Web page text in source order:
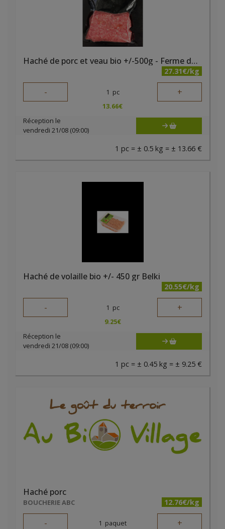
Haché de porc et veau bio +/-500g - Ferme des Noyers
27.31€/kg
- 1 pc +
13.66€
Réception le
vendredi 21/08 (09:00)
1 pc = ± 0.5 kg = ± 13.66 €
Haché de volaille bio +/- 450 gr Belki
20.55€/kg
- 1 pc +
9.25€
Réception le
vendredi 21/08 (09:00)
1 pc = ± 0.45 kg = ± 9.25 €
Haché porc
BOUCHERIE ABC 12.76€/kg
- 1 paquet +